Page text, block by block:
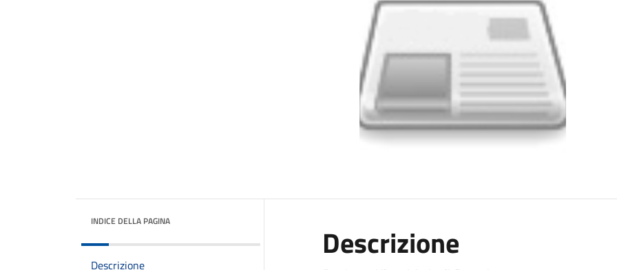
INDICE DELLA PAGINA
Descrizione
Descrizione